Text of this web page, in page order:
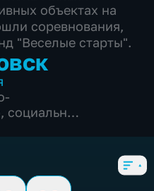
объектах на
соревнования,
"Веселые старты".
, социально-